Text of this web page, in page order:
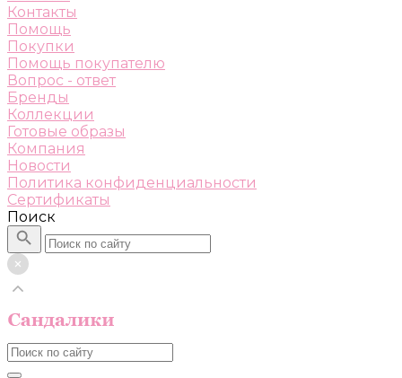
Контакты
Помощь
Покупки
Помощь покупателю
Вопрос - ответ
Бренды
Коллекции
Готовые образы
Компания
Новости
Политика конфиденциальности
Сертификаты
Поиск